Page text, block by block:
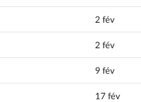
2 fév
2 fév
9 fév
17 fév